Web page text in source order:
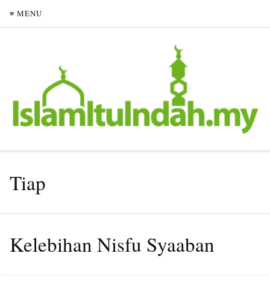
≡ MENU
Tiap
Kelebihan Nisfu Syaaban